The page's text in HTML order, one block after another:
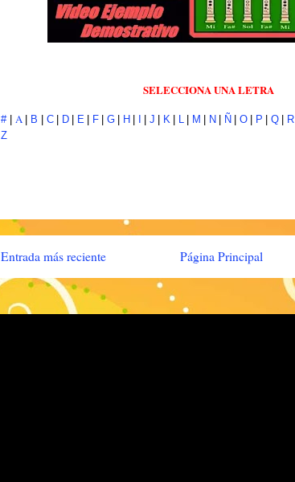
SELECCIONA UNA LETRA
#| A B C D E F G H J K L M N Ñ O P Q R
Z
Entrada más reciente Página Principal